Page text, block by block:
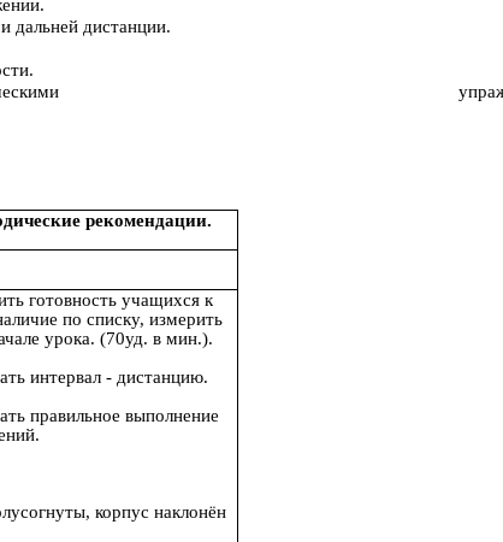
дальней дистанции.
к занятиям физическими
рекомендации.
готовность учащихся к
по списку, измерить
урока. (70уд. в мин.).
интервал - дистанцию.
правильное выполнение
корпус наклонён